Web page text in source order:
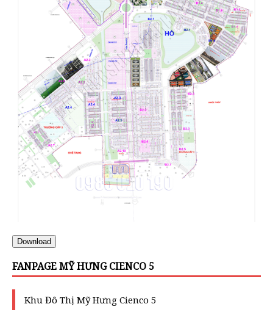
Download
FANPAGE MỸ HƯNG CIENCO 5
Khu Đô Thị Mỹ Hưng Cienco 5